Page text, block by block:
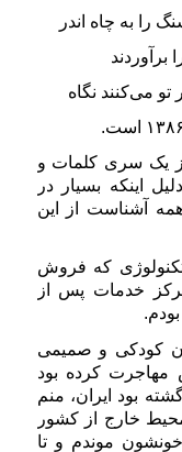
را به چاه اندر
برآوردند
تو می‌کنند نگاه
یک سری کلمات و
اینکه بسیار در
آشناست از این
تکنولوژی که فروش
خدمات پس از
کودکی و صمیمی
مهاجرت کرده بود
بود ایران، منم
خارج از کشور
موندم و تا